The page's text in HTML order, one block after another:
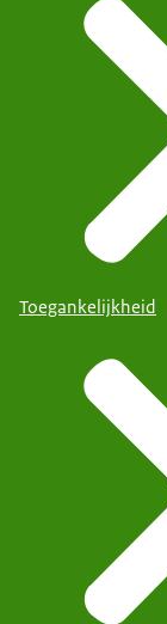
Toegankelijkheid